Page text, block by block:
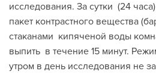
исследования. За сутки (24
пакет контрастного вещества
стаканами кипяченой воды
выпить в течение 15 минут.
утром в день исследования не